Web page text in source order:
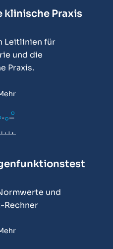
klinische Praxis
Leitlinien für
und die
Praxis.
und
Rechner